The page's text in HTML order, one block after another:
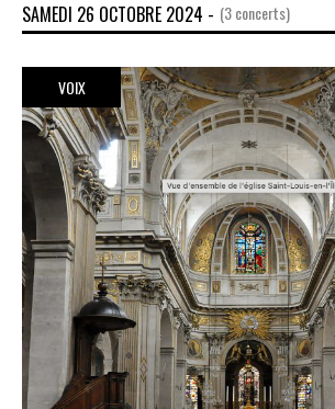
SAMEDI 26 OCTOBRE 2024 - (3 concerts)
VOIX